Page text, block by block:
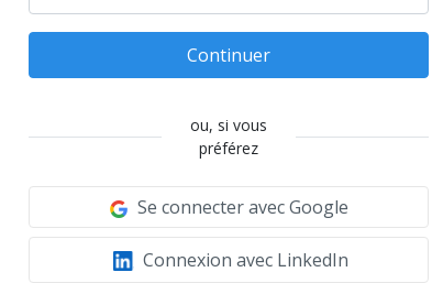
Continuer
ou, si vous
préférez
Se connecter avec Google
Connexion avec LinkedIn